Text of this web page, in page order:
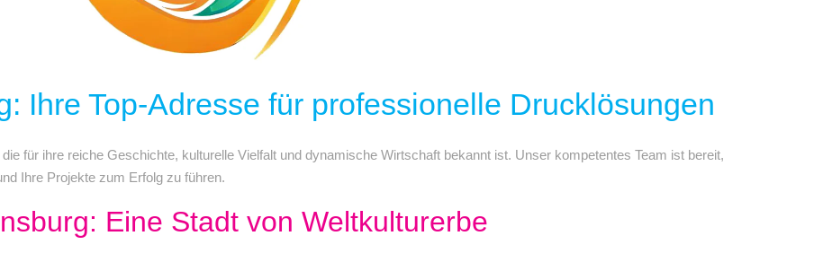
Ihre Top-Adresse für professionelle Drucklösungen
für ihre reiche Geschichte, kulturelle Vielfalt und dynamische Wirtschaft bekannt ist. Unser kompetentes Team ist bereit,
Ihre Projekte zum Erfolg zu führen.
Eine Stadt von Weltkulturerbe